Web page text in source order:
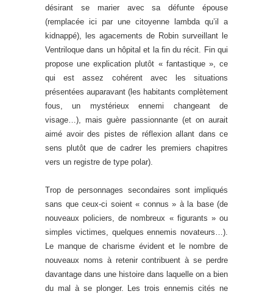
désirant se marier avec sa défunte épouse
(remplacée ici par une citoyenne lambda qu’il a
kidnappé), les agacements de Robin surveillant le
Ventriloque dans un hôpital et la fin du récit. Fin qui
propose une explication plutôt « fantastique », ce
qui est assez cohérent avec les situations
présentées auparavant (les habitants complètement
fous, un mystérieux ennemi changeant de
visage…), mais guère passionnante (et on aurait
aimé avoir des pistes de réflexion allant dans ce
sens plutôt que de cadrer les premiers chapitres
vers un registre de type polar).
Trop de personnages secondaires sont impliqués
sans que ceux-ci soient « connus » à la base (de
nouveaux policiers, de nombreux « figurants » ou
simples victimes, quelques ennemis novateurs…).
Le manque de charisme évident et le nombre de
nouveaux noms à retenir contribuent à se perdre
davantage dans une histoire dans laquelle on a bien
du mal à se plonger. Les trois ennemis cités ne